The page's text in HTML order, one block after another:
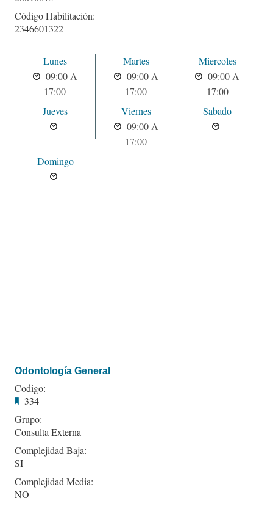
Código Habilitación:
2346601322
Lunes
09:00 A
17:00
Martes
09:00 A
17:00
Miercoles
09:00 A
17:00
Jueves
Viernes
09:00 A
17:00
Sabado
Domingo
Odontología General
Codigo:
334
Grupo:
Consulta Externa
Complejidad Baja:
SI
Complejidad Media:
NO